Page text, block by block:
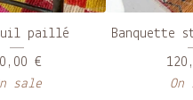
paillé
€
sale
Banquette
On